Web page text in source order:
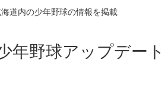
道内の少年野球の情報を掲載
年野球アップデート